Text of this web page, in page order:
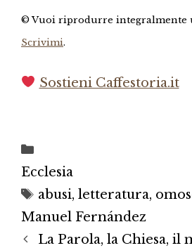
© Vuoi riprodurre integralmente
Scrivimi.
Sostieni Caffestoria.it
Ecclesia
Tag
abusi, letteratura,
Manuel Fernández
La Parola, la Chiesa, il